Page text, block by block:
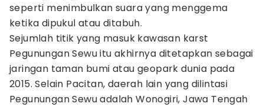
seperti menimbulkan suara yang menggema
ketika dipukul atau ditabuh.
Sejumlah titik yang masuk kawasan karst
Pegunungan Sewu itu akhirnya ditetapkan sebagai
jaringan taman bumi atau geopark dunia pada
2015. Selain Pacitan, daerah lain yang dilintasi
Pegunungan Sewu adalah Wonogiri, Jawa Tengah